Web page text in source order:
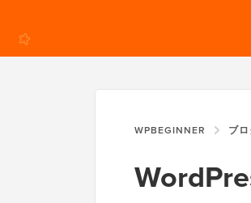
WPBEGINNER ブ